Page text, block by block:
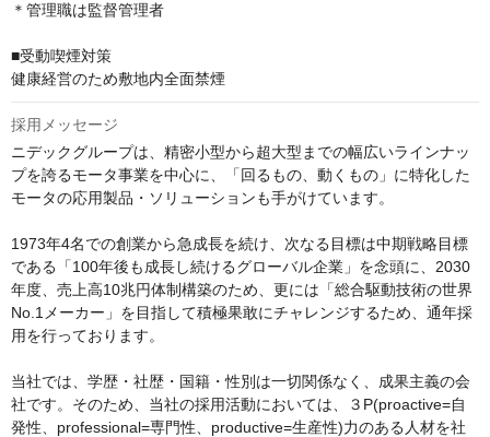
＊管理職は監督管理者
■受動喫煙対策
健康経営のため敷地内全面禁煙
採用メッセージ
ニデックグループは、精密小型から超大型までの幅広いラインナッ
プを誇るモータ事業を中心に、「回るもの、動くもの」に特化した
モータの応用製品・ソリューションも手がけています。
1973年4名での創業から急成長を続け、次なる目標は中期戦略目標
である「100年後も成長し続けるグローバル企業」を念頭に、2030
年度、売上高10兆円体制構築のため、更には「総合駆動技術の世界
No.1メーカー」を目指して積極果敢にチャレンジするため、通年採
用を行っております。
当社では、学歴・社歴・国籍・性別は一切関係なく、成果主義の会
社です。そのため、当社の採用活動においては、３P(proactive=自
発性、professional=専門性、productive=生産性)力のある人材を社